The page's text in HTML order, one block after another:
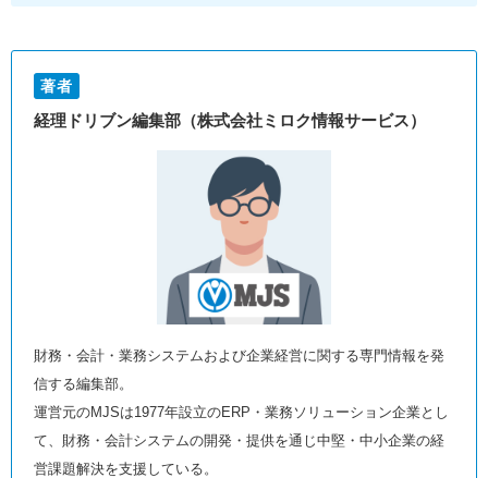
著者
経理ドリブン編集部（株式会社ミロク情報サービス）
財務・会計・業務システムおよび企業経営に関する専門情報を発
信する編集部。
運営元のMJSは1977年設立のERP・業務ソリューション企業とし
て、財務・会計システムの開発・提供を通じ中堅・中小企業の経
営課題解決を支援している。